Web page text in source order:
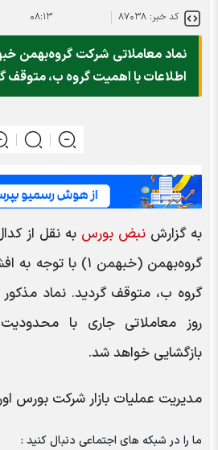
کد خبر: ۸۷۰۳۸ ۰۸:۱۳
نماد معاملاتی شرکت گروه‌بهمن
اطلاعات با اهمیت گروه ب، متوقف
به گزارش نبض بورس به نقل از
گروه‌بهمن (خبهمن ۱)
روز معاملاتی جاری با
بازگشایی خواهد شد.
مدیریت عملیات بازار شرکت بورس
ما را در شبکه های اجتماعی دنبال کنید :